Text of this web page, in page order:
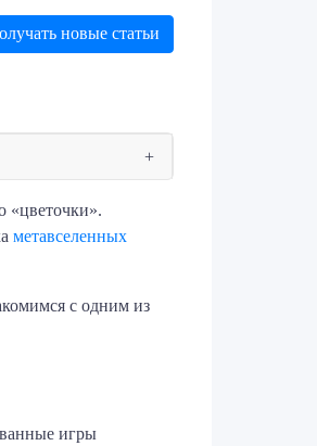
новые статьи
«цветочки».
метавселенных
с одним из
игры